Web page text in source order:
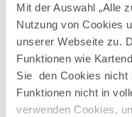
Mit der Auswahl „Alle
Nutzung von Cookies
unserer Webseite zu.
Funktionen wie
Sie den Cookies nicht
Funktionen nicht in
verwenden Cookies,
Der Sommer rund um
voller Naturgenuss.
Wanderwege durch
zu aussichtsreichen
Region. Doch das
draußen, sondern auch
Berwangerhofs wird